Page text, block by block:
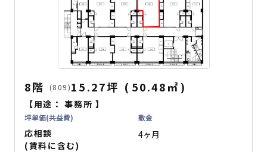
8階 (809)15.27坪 ( 50.48㎡ )
【用途：事務所 】
坪単価(共益費)
応相談
(賃料に含む)
敷金
4ヶ月